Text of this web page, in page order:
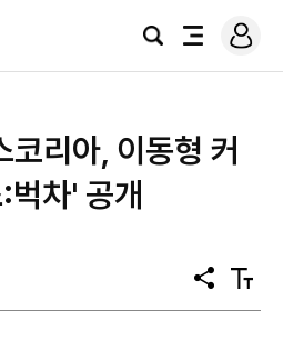
검
전
로
그
리아, 이동형 커
차' 공개
공
유
텍
스